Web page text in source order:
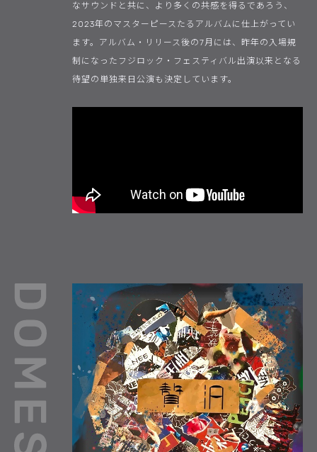
なサウンドと共に、より多くの共感を得るであろう、
2023年のマスターピースたるアルバムに仕上がってい
ます。アルバム・リリース後の7月には、昨年の入場規
制になったフジロック・フェスティバル出演以来となる
待望の単独来日公演も決定しています。